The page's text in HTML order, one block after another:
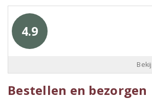
4.9
Bestellen en bezorgen